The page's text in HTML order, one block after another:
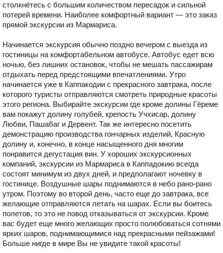
столкнётесь с большим количеством пересадок и сильной
потерей времени. Наиболее комфортный вариант — это заказ
прямой экскурсии из Мармариса.
Начинается экскурсия обычно поздно вечером с выезда из
гостиницы на комфортабельном автобусе. Автобус едет всю
ночью, без лишних остановок, чтобы не мешать пассажирам
отдыхать перед предстоящими впечатлениями. Утро
начинается уже в Каппакодии с прекрасного завтрака, после
которого туристы отправляются смотреть природные красоты
этого региона. Выбирайте экскурсии где кроме долины Гёреме
вам покажут долину голубей, крепость Учхисар, долину
Любви, Пашабаг и Дервент. Так же интересно посетить
демонстрацию производства гончарных изделий, Красную
долину и, конечно, в конце насыщенного дня многим
понравится дегустация вин. У хороших экскурсионных
компаний, экскурсии из Мармариса в Каппадокию всегда
состоят минимум из двух дней, и предполагают ночевку в
гостинице. Воздушные шары поднимаются в небо рано-рано
утром. Поэтому во второй день, часто еще до завтрака, все
желающие отправляются летать на шарах. Если вы боитесь
полетов, то это не повод отказываться от экскурсии. Кроме
вас будет еще много желающих просто полюбоваться сотнями
ярких шаров, поднимающимися над прекрасными пейзажами!
Больше нигде в мире Вы не увидите такой красоты!